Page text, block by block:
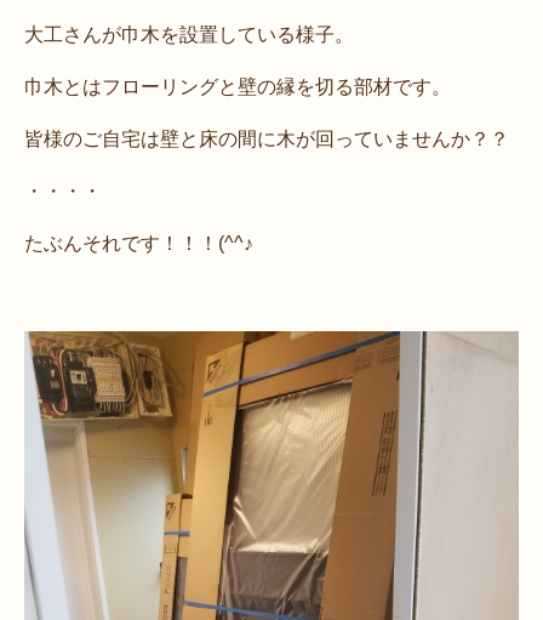
大工さんが巾木を設置している様子。
巾木とはフローリングと壁の縁を切る部材です。
皆様のご自宅は壁と床の間に木が回っていませんか？？
・・・・
たぶんそれです！！！(^^♪